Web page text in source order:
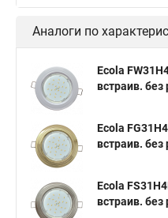
Аналоги по
Ecola
встраив.
Ecola
встраив.
Ecola
встраив.